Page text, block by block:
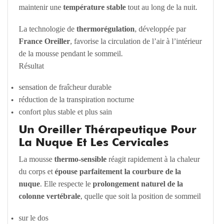
maintenir unetempérature stable tout au long de la nuit.
La technologie dethermorégulation, développée par
France Oreiller, favorise la circulation de l’air à l’intérieur
de la mousse pendant le sommeil.
Résultat
sensation de fraîcheur durable
réduction de la transpiration nocturne
confort plus stable et plus sain
Un Oreiller Thérapeutique Pour
La Nuque Et Les Cervicales
La moussethermo-sensible réagit rapidement à la chaleur
du corps etépouse parfaitement la courbure de la
nuque. Elle respecte leprolongement naturel de la
colonne vertébrale, quelle que soit la position de sommeil
sur le dos